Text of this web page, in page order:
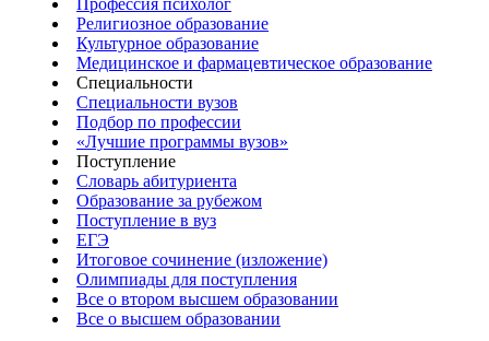
Религиозное образование
Культурное образование
Медицинское и фармацевтическое образование
Специальности
Специальности вузов
Подбор по профессии
«Лучшие программы вузов»
Поступление
Словарь абитуриента
Образование за рубежом
Поступление в вуз
ЕГЭ
Итоговое сочинение (изложение)
Олимпиады для поступления
Все о втором высшем образовании
Все о высшем образовании